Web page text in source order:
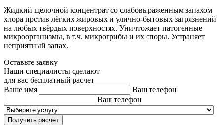
Жидкий щелочной концентрат со слабовыраженным запахом
хлора против лёгких жировых и улично-бытовых загрязнений
на любых твёрдых поверхностях. Уничтожает патогенные
микроорганизмы, в т.ч. микрогрибы и их споры. Устраняет
неприятный запах.
Оставьте заявку
Наши специалисты сделают
для вас бесплатный расчет
Ваше имя
Ваш телефон
Ваш телефон